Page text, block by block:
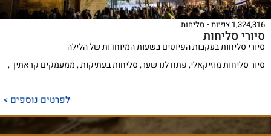
1,324,316 צפיות סליחות
סיורי סליחות
סיורי סליחות בעקבות הפיוטים בשעות המיוחדות של הלילה
סיור סליחות מוזיקאלי, פתח לנו שער, סליחות בעתיקות , ממעמקים קראתיך ,
לפרטים נוספים >